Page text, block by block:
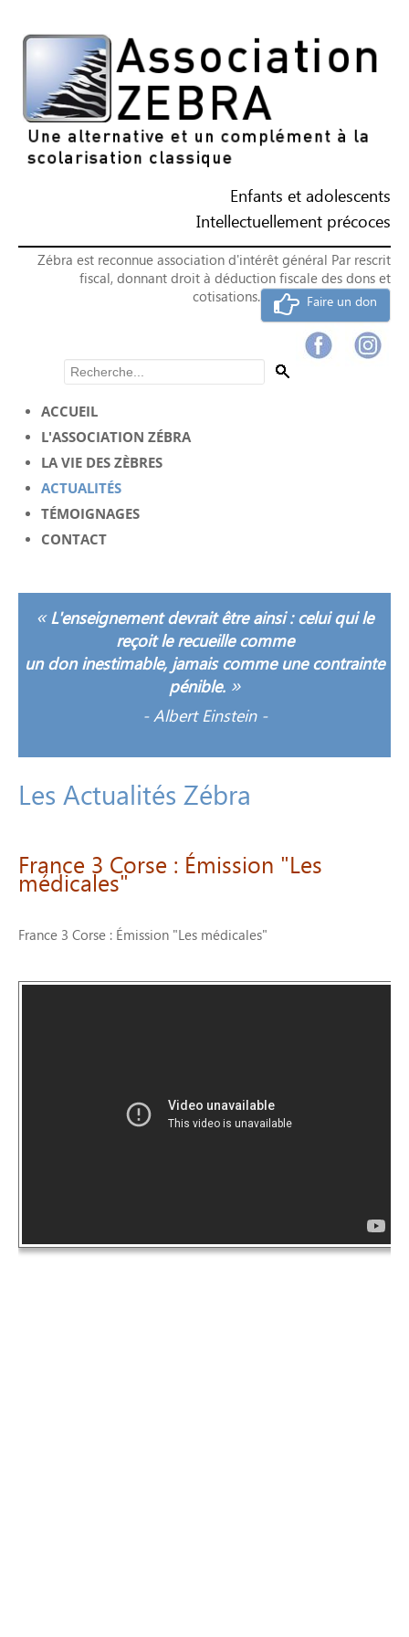
Enfants et adolescents
Intellectuellement précoces
Zébra est reconnue association d'intérêt général Par rescrit
fiscal, donnant droit à déduction fiscale des dons et
cotisations.
Faire un don
Rechercher
ACCUEIL
L'ASSOCIATION ZÉBRA
LA VIE DES ZÈBRES
ACTUALITÉS
TÉMOIGNAGES
CONTACT
« L'enseignement devrait être ainsi : celui qui le
reçoit le recueille comme
un don inestimable, jamais comme une contrainte
pénible. »
-Albert Einstein -
Les Actualités Zébra
France 3 Corse : Émission "Les
médicales"
France 3 Corse : Émission "Les médicales"